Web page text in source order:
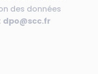
des données
dpo@scc.fr